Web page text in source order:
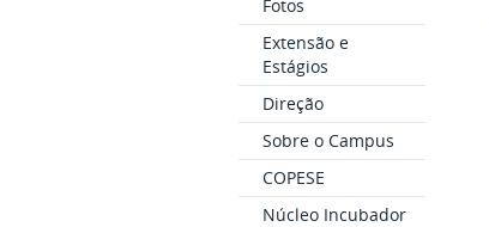
Fotos
Extensão e
Estágios
Direção
Sobre o Campus
COPESE
Núcleo Incubador